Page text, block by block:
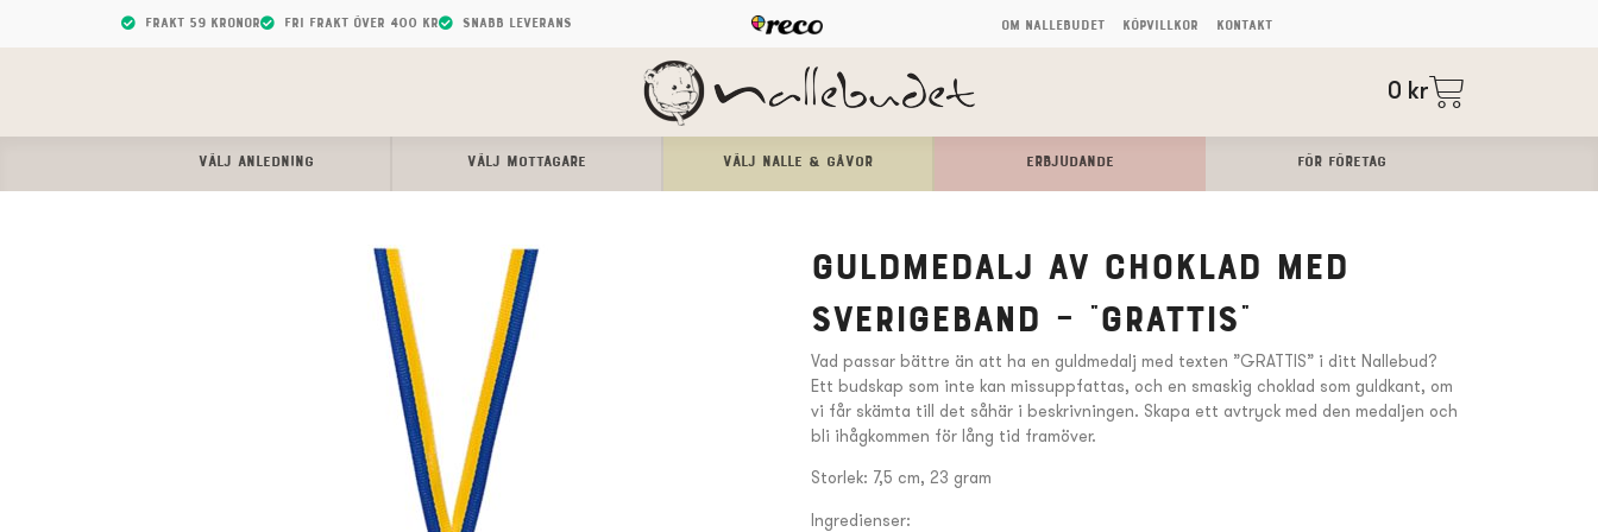
Frakt 59 kronor Fri frakt över 400 kr Snabb leverans Om Nallebudet Köpvillkor Kontakt
0 kr
VÄLJ ANLEDNING VÄLJ MOTTAGARE Välj Nalle & Gåvor ERBJUDANDE FÖR FÖRETAG
Guldmedalj av choklad med
Sverigeband – ”Grattis”
Vad passar bättre än att ha en guldmedalj med texten ”GRATTIS” i ditt Nallebud?
Ett budskap som inte kan missuppfattas, och en smaskig choklad som guldkant, om
vi får skämta till det såhär i beskrivningen. Skapa ett avtryck med den medaljen och
bli ihågkommen för lång tid framöver.
Storlek: 7,5 cm, 23 gram
Ingredienser: